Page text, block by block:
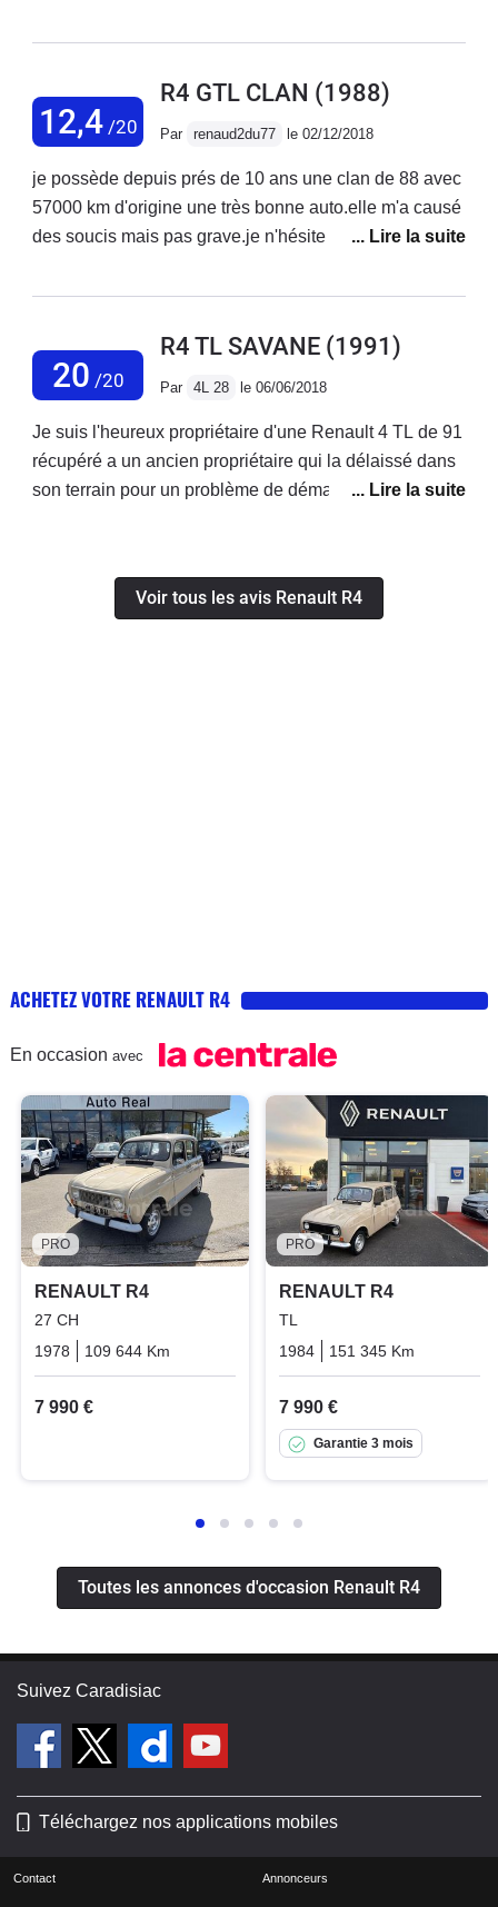
Son look très vintage est très
fiabilité est correcteElle rouille très
souvent Elle ne consomme
marche parfaitementLes plastique ne
casse pas pour une renaultA
collectionner d'urgence !
12,4/20
R4 GTL CLAN (1988)
Par renaud2du77 le 02/12/2018
je possède depuis prés de 10 ans une clan de 88 avec
57000 km d'origine une très bonne auto.elle m'a causé
des soucis mais pas grave.je n'hésite pas a prendre la
circulation! ça vibre du tableau de bord ou d'ailleurs
20 /20
R4 TL SAVANE (1991)
Par 4L 28 le 06/06/2018
Je suis l'heureux propriétaire d'une Renault 4 TL de 91
récupéré a un ancien propriétaire qui la délaissé dans
son terrain pour un problème de démarrage, j'arrive
de plus que sa mécanique est plutôt simple et agréable
pour les main des mécaniciens .Et oui, il y a la facilité
Voir tous les avis Renault R4
ACHETEZ VOTRE RENAULT R4
En occasion avec
PRO
RENAULT R4
27 CH
1978
109 644 Km Essence
7 990 €
PRO
RENAULT R4
TL
1984
151 345 Km
7 990 €
Garantie 3 mois
Toutes les annonces d'occasion Renault R4
Suivez Caradisiac
Téléchargez nos applications mobiles
Contact Annonceurs